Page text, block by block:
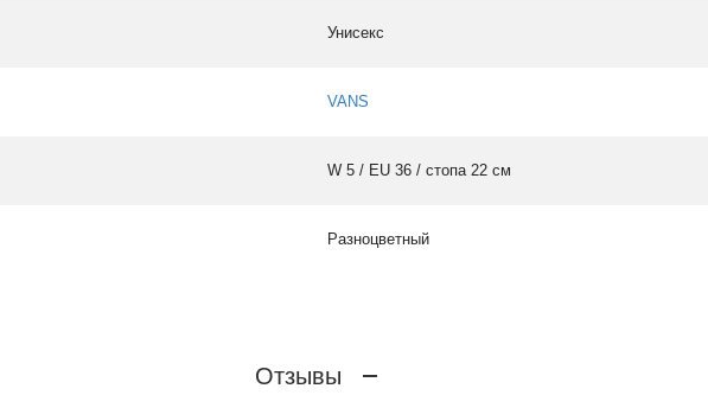
Унисекс
VANS
W 5 / EU 36 / стопа 22 см
Разноцветный
Отзывы